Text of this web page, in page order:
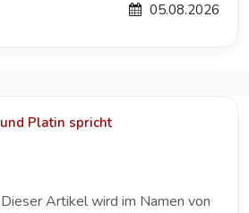
05.08.2026
Platin spricht
Artikel wird im Namen von